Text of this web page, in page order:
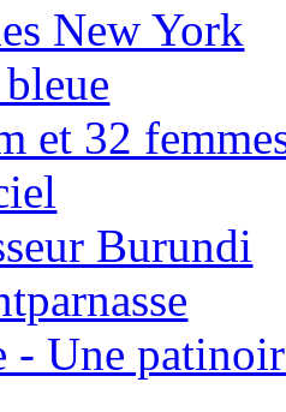
New York
et 32
Burundi
- Une